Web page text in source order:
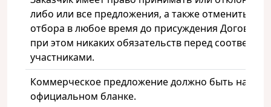
либо или все предложения, а также отменить
отбора в любое время до присуждения Договора,
при этом никаких обязательств перед
участниками.
Коммерческое предложение должно быть на
официальном бланке.